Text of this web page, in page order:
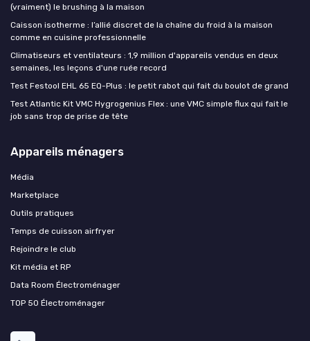
(vraiment) le brushing à la maison
Caisson isotherme : l’allié discret de la chaîne du froid à la maison
comme en cuisine professionnelle
Climatiseurs et ventilateurs : 1,9 million d'appareils vendus en deux
semaines, les leçons d'une ruée record
Test Festool EHL 65 EQ-Plus : le petit rabot qui fait du boulot de grand
Test Atlantic Kit VMC Hygrogenius Flex : une VMC simple flux qui fait le
job sans trop de prise de tête
Appareils ménagers
Média
Marketplace
Outils pratiques
Temps de cuisson airfryer
Rejoindre le club
Kit média et RP
Data Room Électroménager
TOP 50 Électroménager